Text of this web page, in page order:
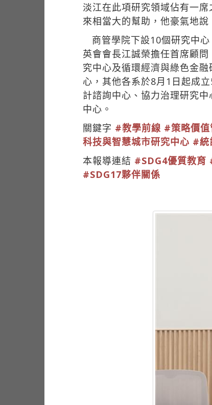
淡江在此項研究領域佔有一
來相當大的幫助，他豪氣地說
商管學院下設10個研究中
英會會長江誠榮擔任首席顧
究中心及循環經濟與綠色金
心，其他各系於8月1日起成
計諮詢中心、協力治理研究
中心。
關鍵字 #教學前線 #策略價值
科技與智慧城市研究中心 #統
本報導連結 #SDG4優質教育
#SDG17夥伴關係